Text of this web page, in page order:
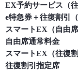
EX予約サービス（
e特急券＋往復割引（
スマートEX（自由席
自由席通常料金
スマートEX（往復割
往復割引指定席